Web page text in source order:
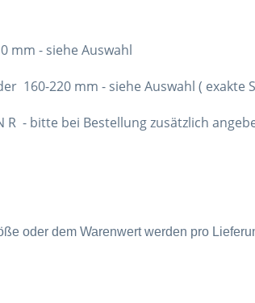
- siehe Auswahl
mm - siehe Auswahl ( exakte
Bestellung zusätzlich
oder dem Warenwert werden pro